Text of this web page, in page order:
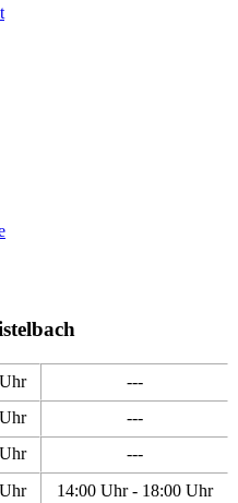
---
---
---
14:00 Uhr - 18:00 Uhr